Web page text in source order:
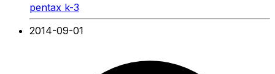
pentax k-3
2014-09-01